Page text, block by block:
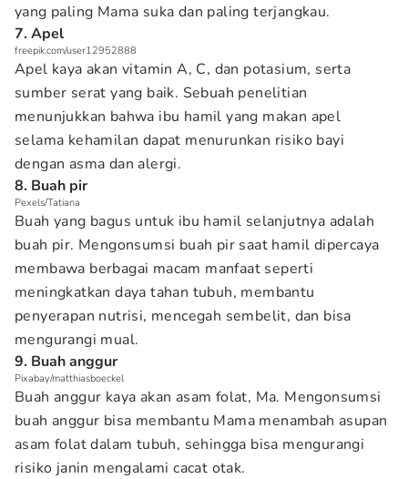
yang paling Mama suka dan paling terjangkau.
7. Apel
freepik.com/user12952888
Apel kaya akan vitamin A, C, dan potasium, serta
sumber serat yang baik. Sebuah penelitian
menunjukkan bahwa ibu hamil yang makan apel
selama kehamilan dapat menurunkan risiko bayi
dengan asma dan alergi.
8. Buah pir
Pexels/Tatiana
Buah yang bagus untuk ibu hamil selanjutnya adalah
buah pir. Mengonsumsi buah pir saat hamil dipercaya
membawa berbagai macam manfaat seperti
meningkatkan daya tahan tubuh, membantu
penyerapan nutrisi, mencegah sembelit, dan bisa
mengurangi mual.
9. Buah anggur
Pixabay/matthiasboeckel
Buah anggur kaya akan asam folat, Ma. Mengonsumsi
buah anggur bisa membantu Mama menambah asupan
asam folat dalam tubuh, sehingga bisa mengurangi
risiko janin mengalami cacat otak.